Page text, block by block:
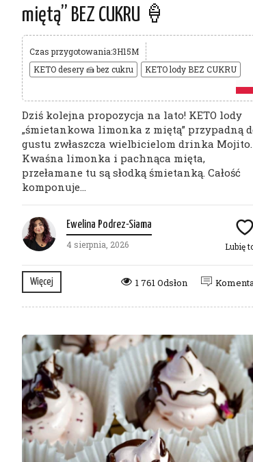
miętą” BEZ CUKRU 🍦
Czas przygotowania:3H15M
KETO desery 🍰 bez cukru
KETO lody BEZ CUKRU
Dziś kolejna propozycja na lato! KETO lody
„śmietankowa limonka z miętą” przypadną
gustu zwłaszcza wielbicielom drinka Mojito.
Kwaśna limonka i pachnąca mięta,
przełamane tu są słodką śmietanką. Całość
komponuje...
Ewelina Podrez-Siama
4 sierpnia, 2026 Lubię
Więcej 1 761 Odsłon